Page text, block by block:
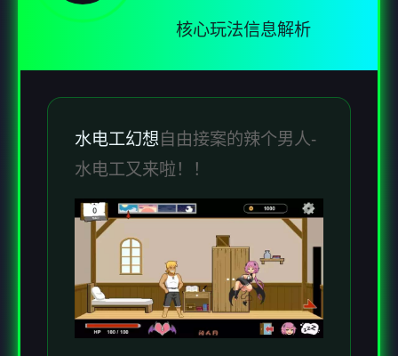
核心玩法信息解析
水电工幻想自由接案的辣个男人-
水电工又来啦！！